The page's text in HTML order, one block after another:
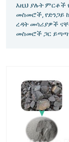
እዚህ ያሉት ምርቶች
መስመሮች, የድንጋይ
ረዳት መሳሪያዎች
መስመሮች ጋር